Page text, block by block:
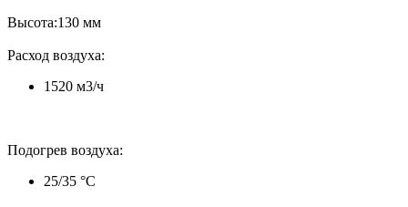
Высота:130 мм
Расход воздуха:
1520 м3/ч
Подогрев воздуха:
25/35 °C